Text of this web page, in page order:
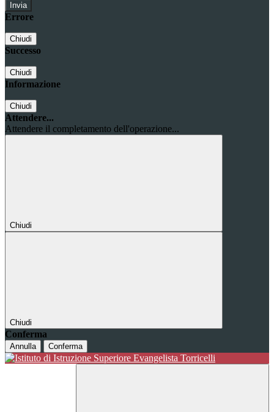
Errore
Chiudi
Successo
Chiudi
Informazione
Chiudi
Attendere...
Attendere il completamento dell'operazione...
Chiudi
Chiudi
Conferma
Annulla Conferma